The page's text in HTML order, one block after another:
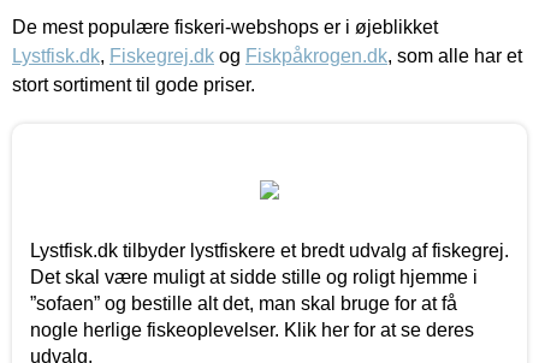
De mest populære fiskeri-webshops er i øjeblikket
Lystfisk.dk, Fiskegrej.dk og Fiskpåkrogen.dk, som alle har et
stort sortiment til gode priser.
Lystfisk.dk tilbyder lystfiskere et bredt udvalg af fiskegrej.
Det skal være muligt at sidde stille og roligt hjemme i
”sofaen” og bestille alt det, man skal bruge for at få
nogle herlige fiskeoplevelser. Klik her for at se deres
udvalg.